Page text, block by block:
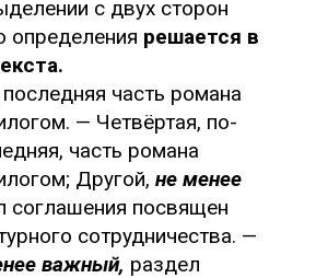
с двух сторон
определения решается в
часть романа
— Четвёртая, по-
часть романа
Другой, не менее
соглашения посвящен
сотрудничества. —
важный, раздел